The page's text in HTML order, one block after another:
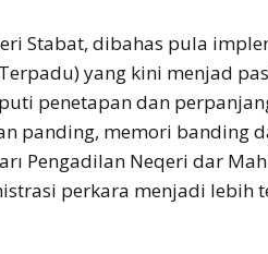
Stabat, dibahas pula
yang kini menjad
penetapan dan
panding, memori banding
Pengadilan Neqeri dar
perkara menjadi lebih